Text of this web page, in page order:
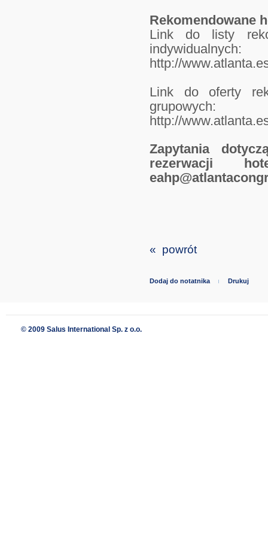
Rekomendowane
Link do listy
indywidualnych:
http://
Link do oferty
grupowych:
http://
Zapytania
rezerwacji
« powrót
Dodaj do notatnika Drukuj
© 2009 Salus International Sp. z o.o.